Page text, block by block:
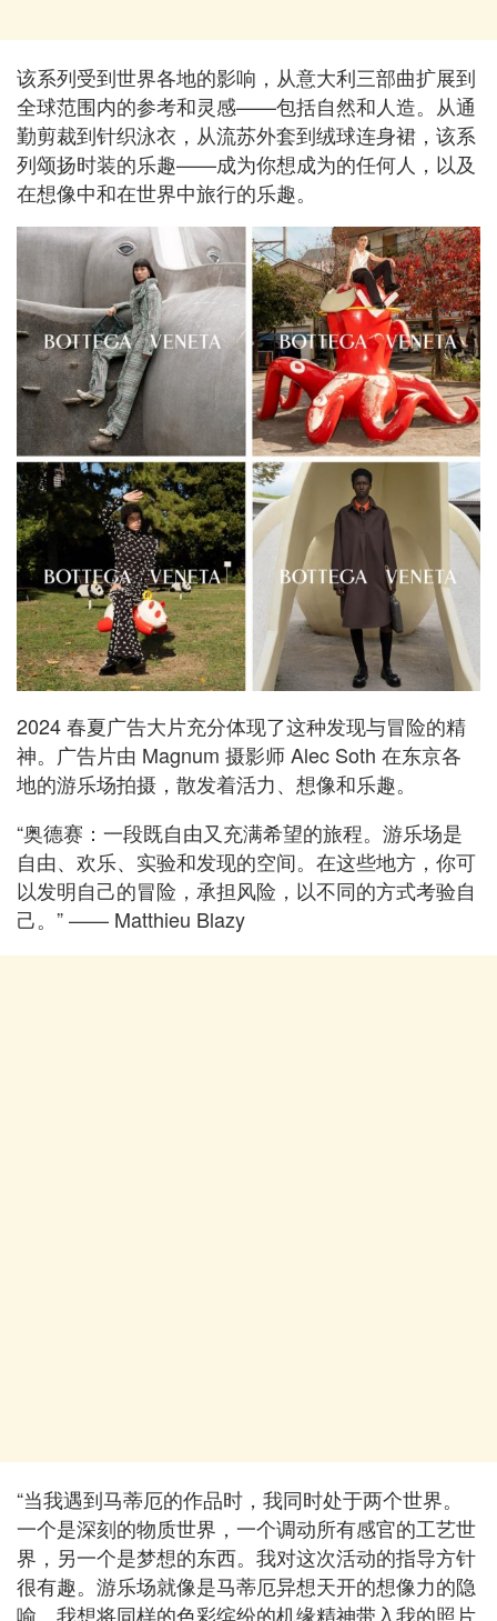
该系列受到世界各地的影响，从意大利三部曲扩展到
全球范围内的参考和灵感——包括自然和人造。从通
勤剪裁到针织泳衣，从流苏外套到绒球连身裙，该系
列颂扬时装的乐趣——成为你想成为的任何人，以及
在想像中和在世界中旅行的乐趣。
2024 春夏广告大片充分体现了这种发现与冒险的精
神。广告片由 Magnum 摄影师 Alec Soth 在东京各
地的游乐场拍摄，散发着活力、想像和乐趣。
“奥德赛：一段既自由又充满希望的旅程。游乐场是
自由、欢乐、实验和发现的空间。在这些地方，你可
以发明自己的冒险，承担风险，以不同的方式考验自
己。” —— Matthieu Blazy
“当我遇到马蒂厄的作品时，我同时处于两个世界。
一个是深刻的物质世界，一个调动所有感官的工艺世
界，另一个是梦想的东西。我对这次活动的指导方针
很有趣。游乐场就像是马蒂厄异想天开的想像力的隐
喻。我想将同样的色彩缤纷的机缘精神带入我的照片